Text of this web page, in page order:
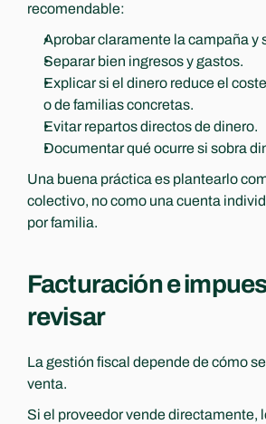
recomendable:
Aprobar claramente la campaña y
Separar bien ingresos y gastos.
Explicar si el dinero reduce el
o de familias concretas.
Evitar repartos directos de dinero.
Documentar qué ocurre si sobra
Una buena práctica es plantearlo
colectivo, no como una cuenta
por familia.
Facturación e
revisar
La gestión fiscal depende de cómo
venta.
Si el proveedor vende directamente,